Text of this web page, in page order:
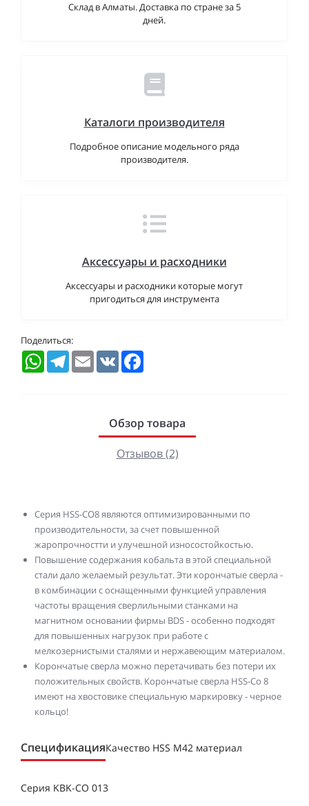
Склад в Алматы. Доставка по стране за 5
дней.
Каталоги производителя
Подробное описание модельного ряда
производителя.
Аксессуары и расходники
Аксессуары и расходники которые могут
пригодиться для инструмента
Поделиться:
WhatsAppTelegramEmail VK
Обзор товара
Отзывов (2)
Серия HSS-CO8 являются оптимизированными по
производительности, за счет повышенной
жаропрочностти и улучешной износостойкостью.
Повышение содержания кобальта в этой специальной
стали дало желаемый результат. Эти корончатые сверла -
в комбинации с оснащенными функцией управления
частоты вращения сверлильными станками на
магнитном основании фирмы BDS - особенно подходят
для повышенных нагрузок при работе с
мелкозернистыми сталями и нержавеющим материалом.
Корончатые сверла можно перетачивать без потери их
положительных свойств. Корончатые сверла HSS-Co 8
имеют на хвостовике специальную маркировку - черное
кольцо!
СпецификацияКачество HSS M42 материал
Серия KBK-CO 013